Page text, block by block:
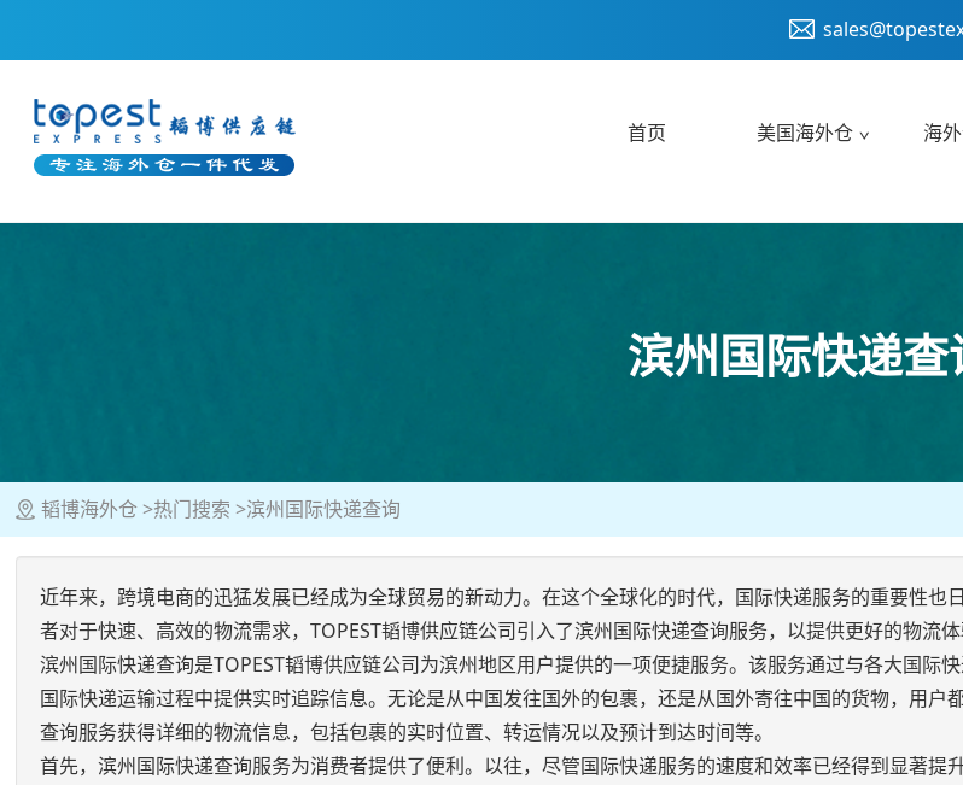
首页 美国海外仓 海
滨州国际快递查
韬博海外仓 热门搜索 滨州国际快递查询
近年来，跨境电商的迅猛发展已经成为全球贸易的新动力。在这个全球化的时代，国际快递服务的重要性也
者对于快速、高效的物流需求，TOPEST韬博供应链公司引入了滨州国际快递查询服务，以提供更好的物流体
滨州国际快递查询是TOPEST韬博供应链公司为滨州地区用户提供的一项便捷服务。该服务通过与各大国际
国际快递运输过程中提供实时追踪信息。无论是从中国发往国外的包裹，还是从国外寄往中国的货物，用户
查询服务获得详细的物流信息，包括包裹的实时位置、转运情况以及预计到达时间等。
首先，滨州国际快递查询服务为消费者提供了便利。以往，尽管国际快递服务的速度和效率已经得到显著提